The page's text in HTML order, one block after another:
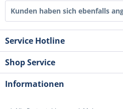
Kunden haben sich ebenfalls
Service Hotline
Shop Service
Informationen